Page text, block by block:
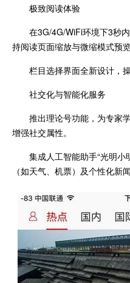
极致阅读体验
在3G/4G/WiFi环境下3秒
持阅读页面缩放与微缩模式预览
栏目选择界面全新设计，
社交化与智能化服务
推出理论号功能，为专家
增强社交属性。
集成人工智能助手“光明小
（如天气、机票）及个性化新